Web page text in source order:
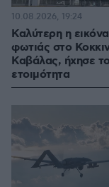
Καλύτερη η
φωτιάς στο
Καβάλας, ήχησε το
ετοιμότητα
10.08.2026, 19:24